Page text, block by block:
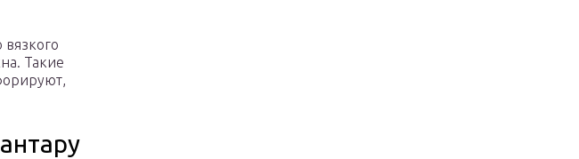
Такие